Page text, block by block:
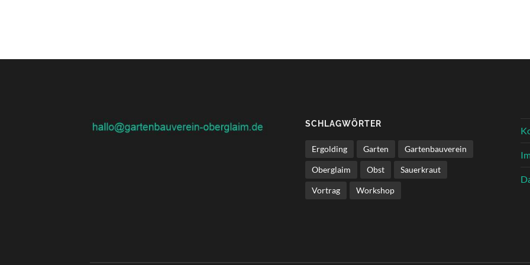
SCHLAGWÖRTER
Ergolding Garten Gartenbauverein
Oberglaim Obst Sauerkraut
Vortrag Workshop